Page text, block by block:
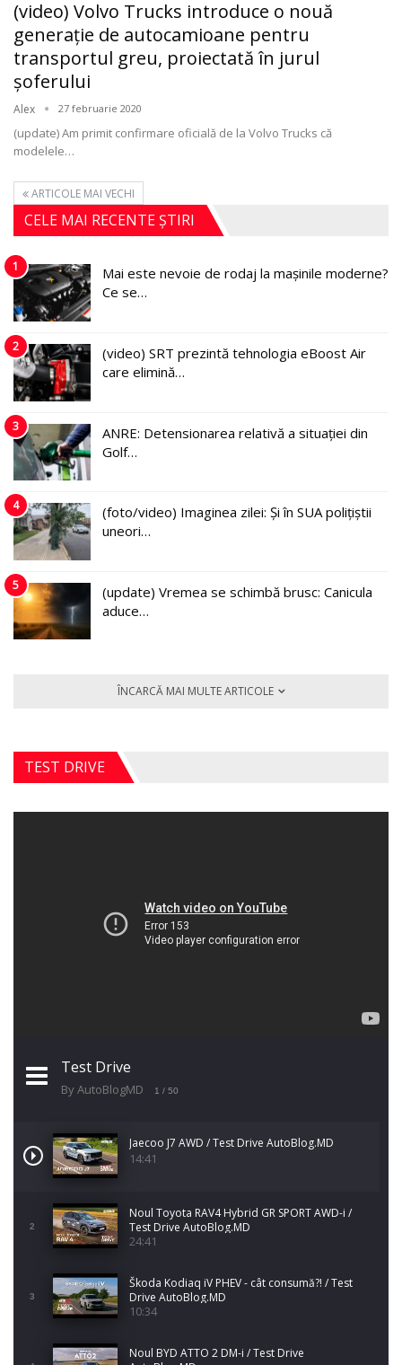
(video) Volvo Trucks introduce o nouă
generație de autocamioane pentru
transportul greu, proiectată în jurul
șoferului
Alex 27 februarie 2020
(update) Am primit confirmare oficială de la Volvo Trucks că
modelele…
ARTICOLE MAI VECHI
CELE MAI RECENTE ȘTIRI
1
Mai este nevoie de rodaj la mașinile moderne?
Ce se…
2
(video) SRT prezintă tehnologia eBoost Air
care elimină…
3
ANRE: Detensionarea relativă a situației din
Golf…
4
(foto/video) Imaginea zilei: Și în SUA polițiștii
uneori…
5
(update) Vremea se schimbă brusc: Canicula
aduce…
ÎNCARCĂ MAI MULTE ARTICOLE
TEST DRIVE
Test Drive
By AutoBlogMD 1 / 50
Jaecoo J7 AWD / Test Drive AutoBlog.MD
14:41
2
Noul Toyota RAV4 Hybrid GR SPORT AWD-i /
Test Drive AutoBlog.MD
24:41
3
Škoda Kodiaq iV PHEV - cât consumă?! / Test
Drive AutoBlog.MD
10:34
Noul BYD ATTO 2 DM-i / Test Drive